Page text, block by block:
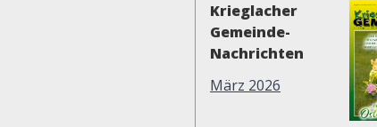
Krieglacher
Gemeinde-
Nachrichten
März 2026